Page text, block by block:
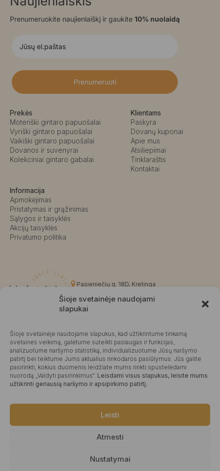
Šioje svetainėje naudojami
slapukai
Šioje svetainėje naudojame slapukus, kad užtikrintume tinkamą
svetainės veikimą, galėtume suteikti paslaugas ir funkcijas,
analizuotume naršymo statistiką, individualizuotume Jūsų naršymo
patirtį bei teiktume Jums aktualius rinkodaros pasiūlymus. Jūs galite
pasirinkti, kokius duomenis leidžiate mums rinkti spustelėdami
nuorodą „Valdyti pasirinkimus“. Leisdami visus slapukus, leisite mums
užtikrinti geriausią naršymo ir apsipirkimo patirtį.
Leisti
Atmesti
Nustatymai
Prenumeruokite naujienlaiškį ir gaukite 10% nuolaidą
Prenumeruoti
Prekės
Moteriški gintaro papuošalai
Vyriški gintaro papuošalai
Vaikiški gintaro papuošalai
Dovanos ir suvenyrai
Kolekciniai gintaro gabalai
Klientams
Paskyra
Dovanų kuponai
Apie mus
Atsiliepimai
Tinklaraštis
Kontaktai
Informacija
Apmokėjimas
Pristatymas ir grąžinimas
Sąlygos ir taisyklės
Akcijų taisyklės
Privatumo politika
Pasieniečių g. 18D, Kretinga
info@kalvaite.lt
Kalvaitė
Produktų įvertinimas 4.99 / 5 Atsiliepimai